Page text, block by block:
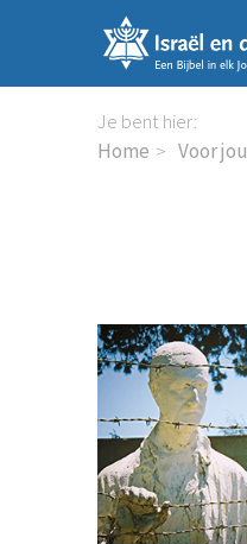
Je bent hier:
Home
Voor jou